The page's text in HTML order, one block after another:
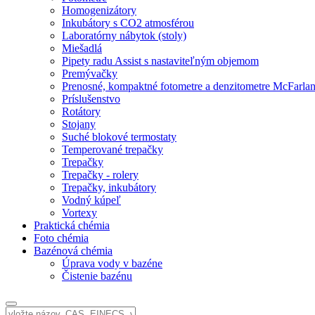
Homogenizátory
Inkubátory s CO2 atmosférou
Laboratórny nábytok (stoly)
Miešadlá
Pipety radu Assist s nastaviteľným objemom
Premývačky
Prenosné, kompaktné fotometre a denzitometre
Príslušenstvo
Rotátory
Stojany
Suché blokové termostaty
Temperované trepačky
Trepačky
Trepačky - rolery
Trepačky, inkubátory
Vodný kúpeľ
Vortexy
Praktická chémia
Foto chémia
Bazénová chémia
Úprava vody v bazéne
Čistenie bazénu